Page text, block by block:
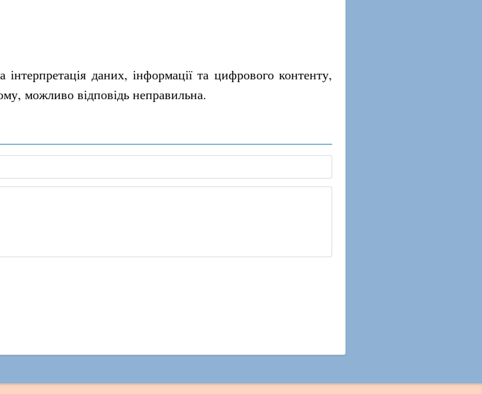
даних, інформації та цифрового контенту,
можливо відповідь неправильна.